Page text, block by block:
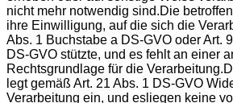
nicht mehr notwendig sind.Die
ihre Einwilligung, auf die sich die
Abs. 1 Buchstabe a DS-GVO oder Art.
DS-GVO stützte, und es fehlt an einer
Rechtsgrundlage für die
legt gemäß Art. 21 Abs. 1 DS-GVO
Verarbeitung ein, und esliegen keine